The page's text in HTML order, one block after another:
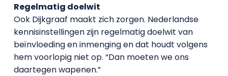
Regelmatig doelwit
Ook Dijkgraaf maakt zich zorgen. Nederlandse
kennisinstellingen zijn regelmatig doelwit van
beïnvloeding en inmenging en dat houdt volgens
hem voorlopig niet op. “Dan moeten we ons
daartegen wapenen.”